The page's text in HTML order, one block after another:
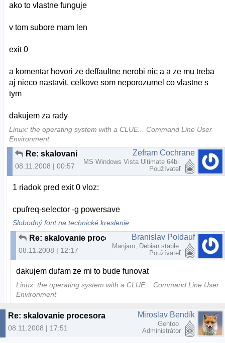
ako to vlastne funguje
v tom subore mam len
exit 0
a komentar hovori ze deffaultne nerobi nic a a ze mu treba
aj nieco nastavit, celkove som neporozumel co vlastne s
tym
dakujem za rady
Linux: the operating system with a CLUE... Command Line User
Environment
Re: skalovanie procesora
08.11.2008 | 00:57
Zefram Cochrane
MS Windows Vista Ultimate 64bi
Používateľ
1 riadok pred exit 0 vloz:
cpufreq-selector -g powersave
Slobodný font na technické kreslenie
Re: skalovanie procesora
08.11.2008 | 12:17
Branislav Poldauf
Manjaro, Debian stable
Používateľ
dakujem dufam ze mi to bude funovat
Linux: the operating system with a CLUE... Command Line User
Environment
Re: skalovanie procesora
08.11.2008 | 17:51
Miroslav Bendík
Gentoo
Administrátor